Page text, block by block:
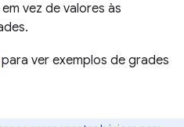
vez de valores às
para ver exemplos de grades